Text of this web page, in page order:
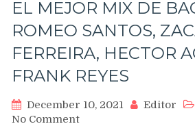
GONZALEZ,OSCAR
DE
LEON
EL MEJOR MIX DE
ROMEO SANTOS,
FERREIRA, HECTOR
FRANK REYES
December 10, 2021 Editor
No Commenton